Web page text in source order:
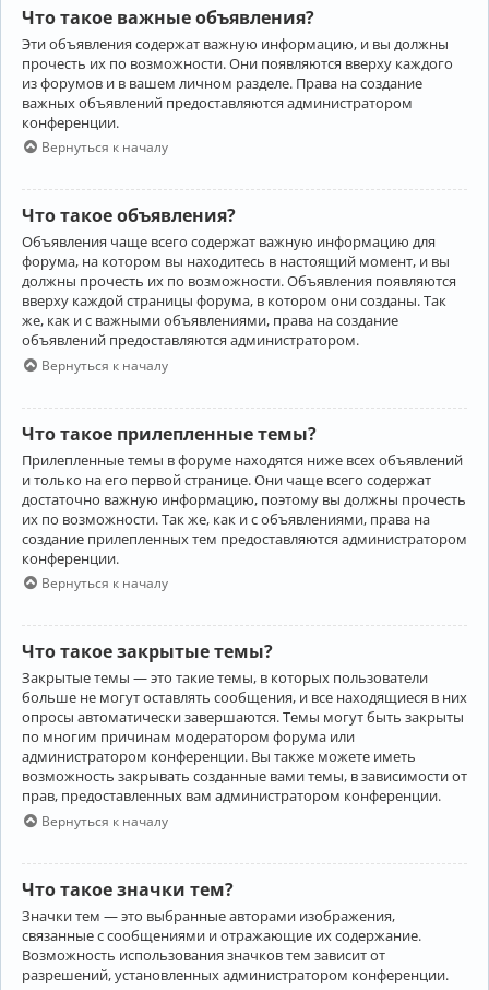
Что такое важные объявления?
Эти объявления содержат важную информацию, и вы должны
прочесть их по возможности. Они появляются вверху каждого
из форумов и в вашем личном разделе. Права на создание
важных объявлений предоставляются администратором
конференции.
Вернуться к началу
Что такое объявления?
Объявления чаще всего содержат важную информацию для
форума, на котором вы находитесь в настоящий момент, и вы
должны прочесть их по возможности. Объявления появляются
вверху каждой страницы форума, в котором они созданы. Так
же, как и с важными объявлениями, права на создание
объявлений предоставляются администратором.
Вернуться к началу
Что такое прилепленные темы?
Прилепленные темы в форуме находятся ниже всех объявлений
и только на его первой странице. Они чаще всего содержат
достаточно важную информацию, поэтому вы должны прочесть
их по возможности. Так же, как и с объявлениями, права на
создание прилепленных тем предоставляются администратором
конференции.
Вернуться к началу
Что такое закрытые темы?
Закрытые темы — это такие темы, в которых пользователи
больше не могут оставлять сообщения, и все находящиеся в них
опросы автоматически завершаются. Темы могут быть закрыты
по многим причинам модератором форума или
администратором конференции. Вы также можете иметь
возможность закрывать созданные вами темы, в зависимости от
прав, предоставленных вам администратором конференции.
Вернуться к началу
Что такое значки тем?
Значки тем — это выбранные авторами изображения,
связанные с сообщениями и отражающие их содержание.
Возможность использования значков тем зависит от
разрешений, установленных администратором конференции.